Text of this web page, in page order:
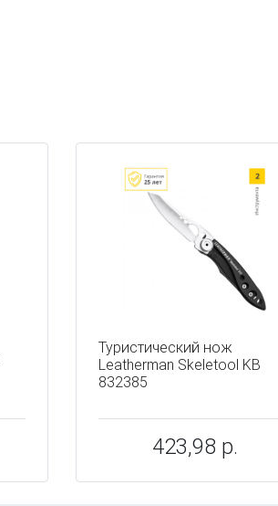
Туристический нож
Leatherman Skeletool KB
832385
423,98 р.